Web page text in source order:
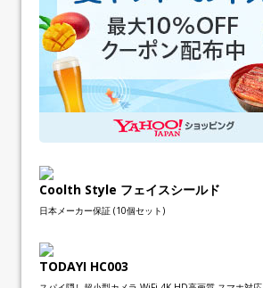
Coolth Style フェイスシールド
日本メーカー保証 (10個セット)
TODAYI HC003